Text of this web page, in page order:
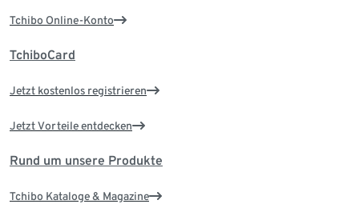
Tchibo Online-Konto
TchiboCard
Jetzt kostenlos registrieren
Jetzt Vorteile entdecken
Rund um unsere Produkte
Tchibo Kataloge & Magazine